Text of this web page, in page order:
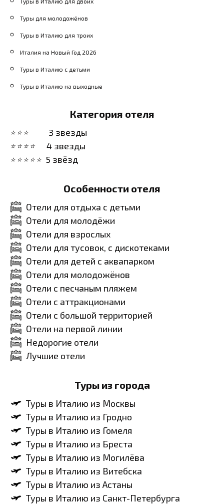
Туры для молодожёнов
Туры в Италию для троих
Италия на Новый Год 2026
Туры в Италию с детьми
Туры в Италию на выходные
Категория отеля
3 звезды
4 звезды
5 звёзд
Особенности отеля
Отели для отдыха с детьми
Отели для молодёжи
Отели для взрослых
Отели для тусовок, с дискотеками
Отели для детей с аквапарком
Отели для молодожёнов
Отели с песчаным пляжем
Отели с аттракционами
Отели с большой территорией
Отели на первой линии
Недорогие отели
Лучшие отели
Туры из города
Туры в Италию из Москвы
Туры в Италию из Гродно
Туры в Италию из Гомеля
Туры в Италию из Бреста
Туры в Италию из Могилёва
Туры в Италию из Витебска
Туры в Италию из Астаны
Туры в Италию из Санкт-Петербурга